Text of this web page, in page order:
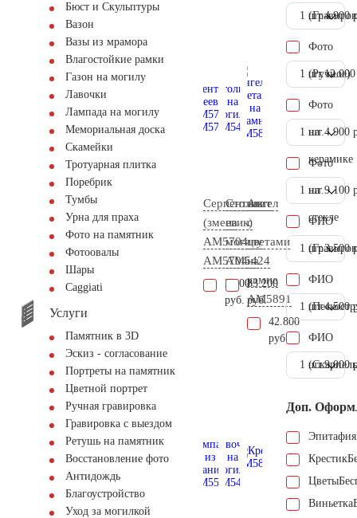
Бюст и Скульптуры
Вазон
Вазы из мрамора
Влагостойкие рамки
Газон на могилу
Лавочки
Лампада на могилу
Мемориальная доска
Скамейки
Тротуарная плитка
Поребрик
Тумбы
Урна для праха
Фото на памятник
Фотоовалы
Шары
Сaggiati
Услуги
Памятник в 3D
Эскиз - согласование
Портреты на памятник
Цветной портрет
Ручная гравировка
Гравировка с выездом
Ретушь на памятник
Восстановление фото
Антидождь
Благоустройство
Уход за могилкой
Серпентинит
(змеевик)
АМ5704
AM5704
2.200
руб.
Столик
на
могилу
AM5424
83.200
руб.
Ангел
с
цветами
на
камне
AM5891
42.800
руб.
1 шт.4.900
Фото
(Ручное)
1 шт.
Фото
на
керамике
1 шт. 4.900
Фото
на
стекле
1 шт. 9.100
ФИО
1 шт.3.500
ФИО
1 шт.4.500
ФИО
1 шт.9.000
Доп.
Эпитафия
Крестик
Цветы
Виньетка